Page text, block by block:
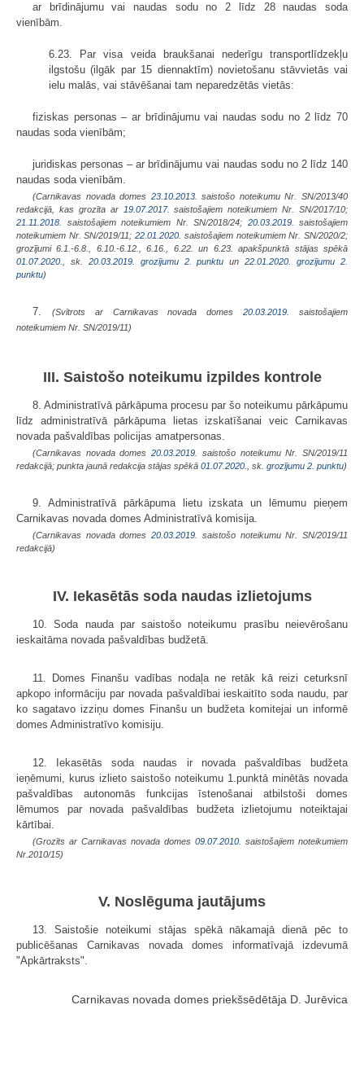
ar brīdinājumu vai naudas sodu no 2 līdz 28 naudas soda
vienībām.
6.23. Par visa veida braukšanai nederīgu transportlīdzekļu
ilgstošu (ilgāk par 15 diennaktīm) novietošanu stāvvietās vai
ielu malās, vai stāvēšanai tam neparedzētās vietās:
fiziskas personas – ar brīdinājumu vai naudas sodu no 2 līdz 70
naudas soda vienībām;
juridiskas personas – ar brīdinājumu vai naudas sodu no 2 līdz 140
naudas soda vienībām.
(Carnikavas novada domes 23.10.2013.
saistošo noteikumu Nr. SN/2013/40
redakcijā, kas grozīta ar 19.07.2017. saistošajiem noteikumiem Nr. SN/2017/10;
21.11.2018.
saistošajiem noteikumiem Nr. SN/2018/24; 20.03.2019.
saistošajiem
noteikumiem Nr. SN/2019/11;22.01.2020. saistošajiem noteikumiem Nr. SN/2020/2;
grozījumi 6.1.-6.8., 6.10.-6.12., 6.16., 6.22. un 6.23. apakšpunktā stājas spēkā
01.07.2020.
, sk. 20.03.2019. grozījumu 2. punktu un22.01.2020. grozījumu 2.
punktu)
7. (Svītrots ar Carnikavas novada domes20.03.2019.
saistošajiem
noteikumiem Nr. SN/2019/11)
III. Saistošo noteikumu izpildes kontrole
8. Administratīvā pārkāpuma procesu par šo noteikumu pārkāpumu
līdz administratīvā pārkāpuma lietas izskatīšanai veic Carnikavas
novada pašvaldības policijas amatpersonas.
(Carnikavas novada domes20.03.2019.
saistošo noteikumu Nr. SN/2019/11
redakcijā; punkta jaunā redakcija stājas spēkā 01.07.2020. , sk. grozījumu 2. punktu)
9. Administratīvā pārkāpuma lietu izskata un lēmumu pieņem
Carnikavas novada domes Administratīvā komisija.
(Carnikavas novada domes20.03.2019.
saistošo noteikumu Nr. SN/2019/11
redakcijā)
IV. Iekasētās soda naudas izlietojums
10. Soda nauda par saistošo noteikumu prasību neievērošanu
ieskaitāma novada pašvaldības budžetā.
11. Domes Finanšu vadības nodaļa ne retāk kā reizi ceturksnī
apkopo informāciju par novada pašvaldībai ieskaitīto soda naudu, par
ko sagatavo izziņu domes Finanšu un budžeta komitejai un informē
domes Administratīvo komisiju.
12. Iekasētās soda naudas ir novada pašvaldības budžeta
ieņēmumi, kurus izlieto saistošo noteikumu 1.punktā minētās novada
pašvaldības autonomās funkcijas īstenošanai atbilstoši domes
lēmumos par novada pašvaldības budžeta izlietojumu noteiktajai
kārtībai.
(Grozīts ar Carnikavas novada domes 09.07.2010.
saistošajiem noteikumiem
Nr.2010/15)
V. Noslēguma jautājums
13. Saistošie noteikumi stājas spēkā nākamajā dienā pēc to
publicēšanas Carnikavas novada domes informatīvajā izdevumā
"Apkārtraksts".
Carnikavas novada domes priekšsēdētāja D. Jurēvica